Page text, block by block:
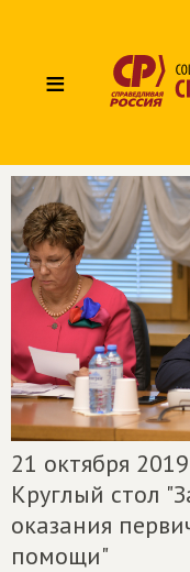
≡
21 октября 2019
Круглый стол
оказания
помощи"